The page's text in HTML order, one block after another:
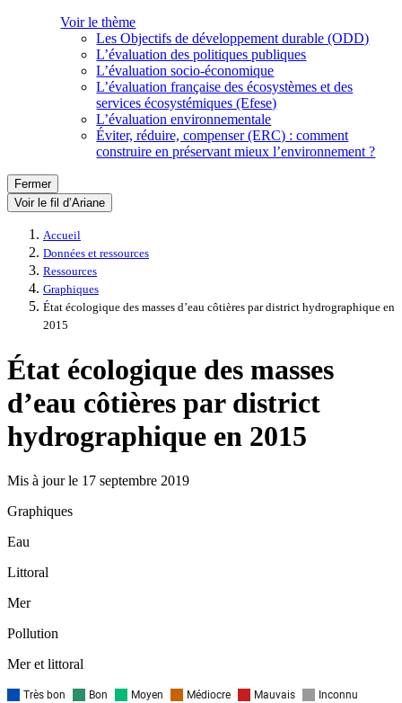
Voir le thème
Les Objectifs de développement durable (ODD)
L’évaluation des politiques publiques
L’évaluation socio-économique
L’évaluation française des écosystèmes et des
services écosystémiques (Efese)
L’évaluation environnementale
Éviter, réduire, compenser (ERC) : comment
construire en préservant mieux l’environnement ?
Fermer
Voir le fil d’Ariane
Accueil
Données et ressources
Ressources
Graphiques
État écologique des masses d’eau côtières par district hydrographique en
2015
État écologique des masses
d’eau côtières par district
hydrographique en 2015
Mis à jour le 17 septembre 2019
Graphiques
Eau
Littoral
Mer
Pollution
Mer et littoral